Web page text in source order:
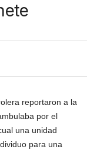
reportaron a la
por el
una unidad
para una